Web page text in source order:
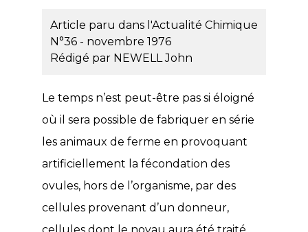
Article paru dans l'Actualité Chimique
N°36 - novembre 1976
Rédigé par NEWELL John
Le temps n’est peut-être pas si éloigné
où il sera possible de fabriquer en série
les animaux de ferme en provoquant
artificiellement la fécondation des
ovules, hors de l’organisme, par des
cellules provenant d’un donneur,